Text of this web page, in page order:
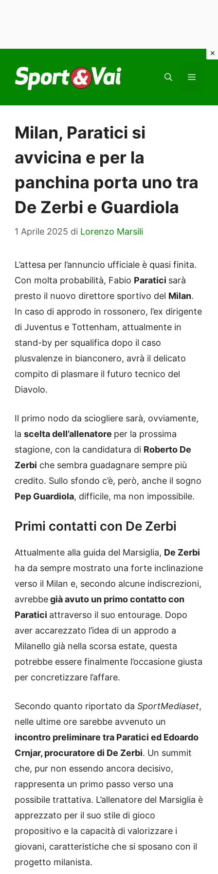
contenuto
Milan, Paratici si
avvicina e per la
panchina porta uno tra
De Zerbi e Guardiola
1 Aprile 2025 di Lorenzo Marsili
L’attesa per l’annuncio ufficiale è quasi finita.
Con molta probabilità, Fabio Paratici sarà
presto il nuovo direttore sportivo del Milan.
In caso di approdo in rossonero, l’ex dirigente
di Juventus e Tottenham, attualmente in
stand-by per squalifica dopo il caso
plusvalenze in bianconero, avrà il delicato
compito di plasmare il futuro tecnico del
Diavolo.
Il primo nodo da sciogliere sarà, ovviamente,
la scelta dell’allenatore per la prossima
stagione, con la candidatura di Roberto De
Zerbi che sembra guadagnare sempre più
credito. Sullo sfondo c’è, però, anche il sogno
Pep Guardiola, difficile, ma non impossibile.
Primi contatti con De Zerbi
Attualmente alla guida del Marsiglia, De Zerbi
ha da sempre mostrato una forte inclinazione
verso il Milan e, secondo alcune indiscrezioni,
avrebbegià avuto un primo contatto con
Paratici attraverso il suo entourage. Dopo
aver accarezzato l’idea di un approdo a
Milanello già nella scorsa estate, questa
potrebbe essere finalmente l’occasione giusta
per concretizzare l’affare.
Secondo quanto riportato da SportMediaset,
nelle ultime ore sarebbe avvenuto un
incontro preliminare tra Paratici ed Edoardo
Crnjar, procuratore di De Zerbi. Un summit
che, pur non essendo ancora decisivo,
rappresenta un primo passo verso una
possibile trattativa. L’allenatore del Marsiglia è
apprezzato per il suo stile di gioco
propositivo e la capacità di valorizzare i
giovani, caratteristiche che si sposano con il
progetto milanista.